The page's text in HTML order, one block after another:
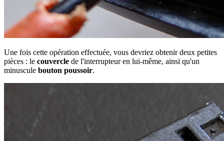
Une fois cette opération effectuée, vous devriez obtenir deux petites
pièces : le couvercle de l'interrupteur en lui-même, ainsi qu'un
minuscule bouton poussoir.